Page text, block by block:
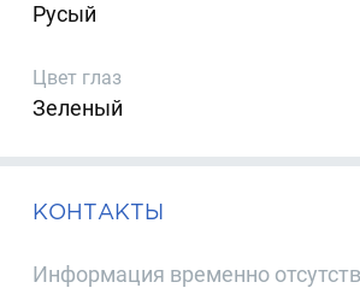
Русый
Цвет глаз
Зеленый
КОНТАКТЫ
Информация временно